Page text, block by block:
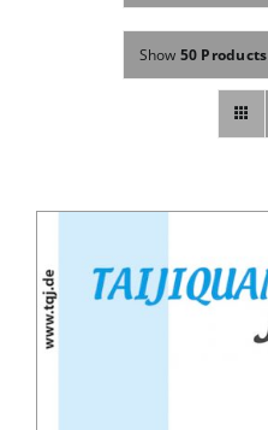
Fachbücher
Poster, Karten, Medien
Show 50 Products